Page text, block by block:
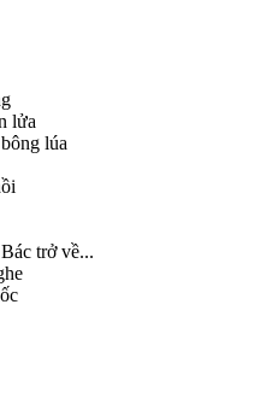
lửa
lúa
trở về...